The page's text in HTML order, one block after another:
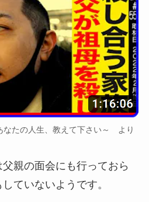
なたの人生、教えて下さい～ より
親の面会にも行っておら
ていないようです。